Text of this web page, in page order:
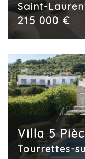
Saint-
215 000 €
Villa 5
Tourrettes-